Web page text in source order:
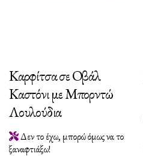
Καρφίτσα σε Οβάλ
Καστόνι με Μπορντώ
Λουλούδια
Δεν το έχω, μπορώ όμως να το
ξαναφτιάξω!